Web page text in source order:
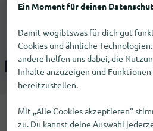
Mars
97070
Würzburg
Keine
Die Marke Solinger
Ein Moment für deinen
Damit wogibtswas für dich gut
Cookies und ähnliche
andere helfen uns dabei, die
Inhalte anzuzeigen und
bereitzustellen.
Mit „Alle Cookies akzeptieren“
zu. Du kannst deine Auswahl